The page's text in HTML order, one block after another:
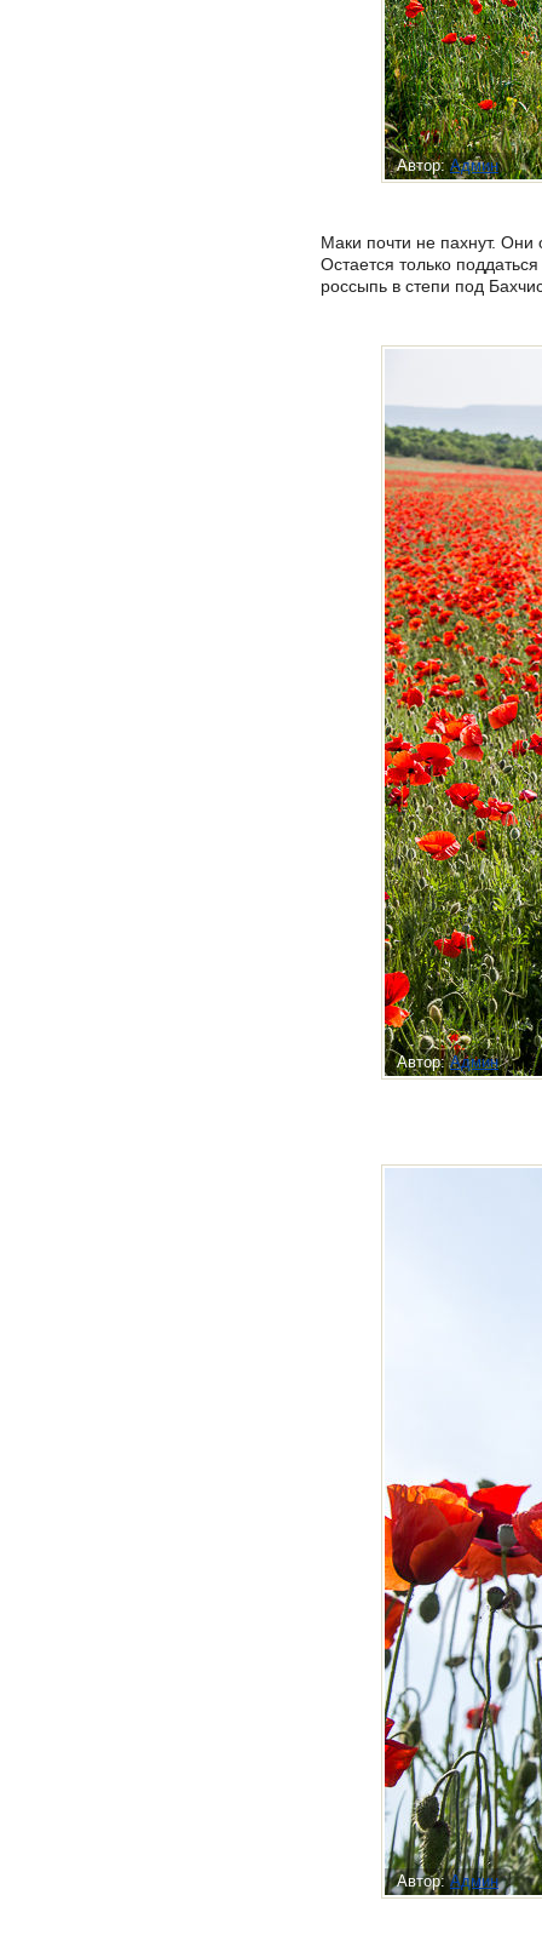
Автор:Админ
Маки почти не пахнут. Они
Остается только
россыпь в степи под
Автор:Админ
Автор:Админ